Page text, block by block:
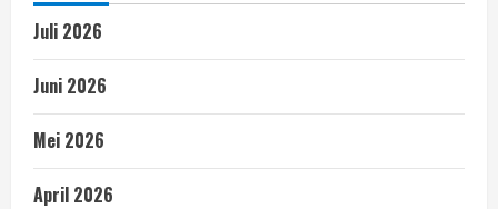
Juli 2026
Juni 2026
Mei 2026
April 2026